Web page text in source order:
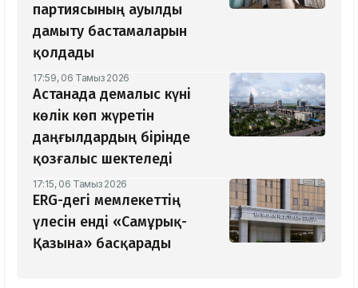
партиясының ауылды
дамыту бастамаларын
қолдады
17:59, 06 Тамыз 2026
Астанада демалыс күні
көлік көп жүретін
даңғылдардың бірінде
қозғалыс шектеледі
17:15, 06 Тамыз 2026
ERG-дегі мемлекеттің
үлесін енді «Самұрық-
Қазына» басқарады